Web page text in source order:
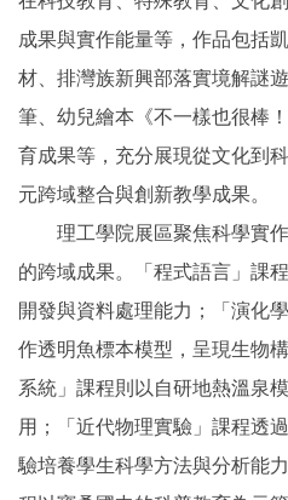
成果與實作能量等，作品包括
材、排灣族新興部落實境解謎
筆、幼兒繪本《不一樣也很棒
育成果等，充分展現從文化到
元跨域整合與創新教學成果。
理工學院展區聚焦科學實作
的跨域成果。「程式語言」課
開發與資料處理能力；「演化
作透明魚標本模型，呈現生物
系統」課程則以自研地熱溫泉
用；「近代物理實驗」課程透
驗培養學生科學方法與分析能